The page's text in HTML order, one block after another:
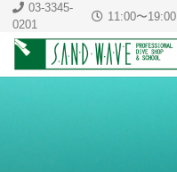
03-3345-
0201
11:00〜19:00